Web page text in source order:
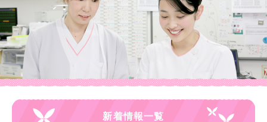
新着情報一覧